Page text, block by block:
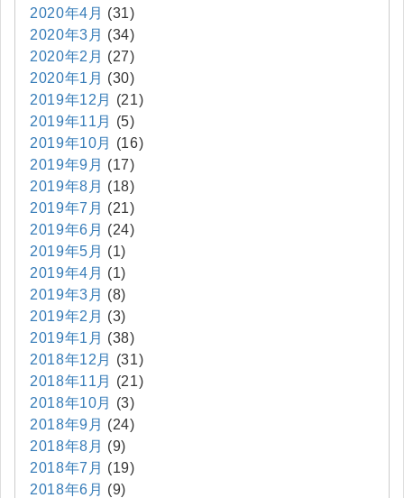
2020年4月 (31)
2020年3月 (34)
2020年2月 (27)
2020年1月 (30)
2019年12月
(21)
2019年11月
(5)
2019年10月
(16)
2019年9月 (17)
2019年8月 (18)
2019年7月 (21)
2019年6月 (24)
2019年5月 (1)
2019年4月 (1)
2019年3月 (8)
2019年2月 (3)
2019年1月 (38)
2018年12月
(31)
2018年11月
(21)
2018年10月
(3)
2018年9月 (24)
2018年8月 (9)
2018年7月 (19)
2018年6月 (9)